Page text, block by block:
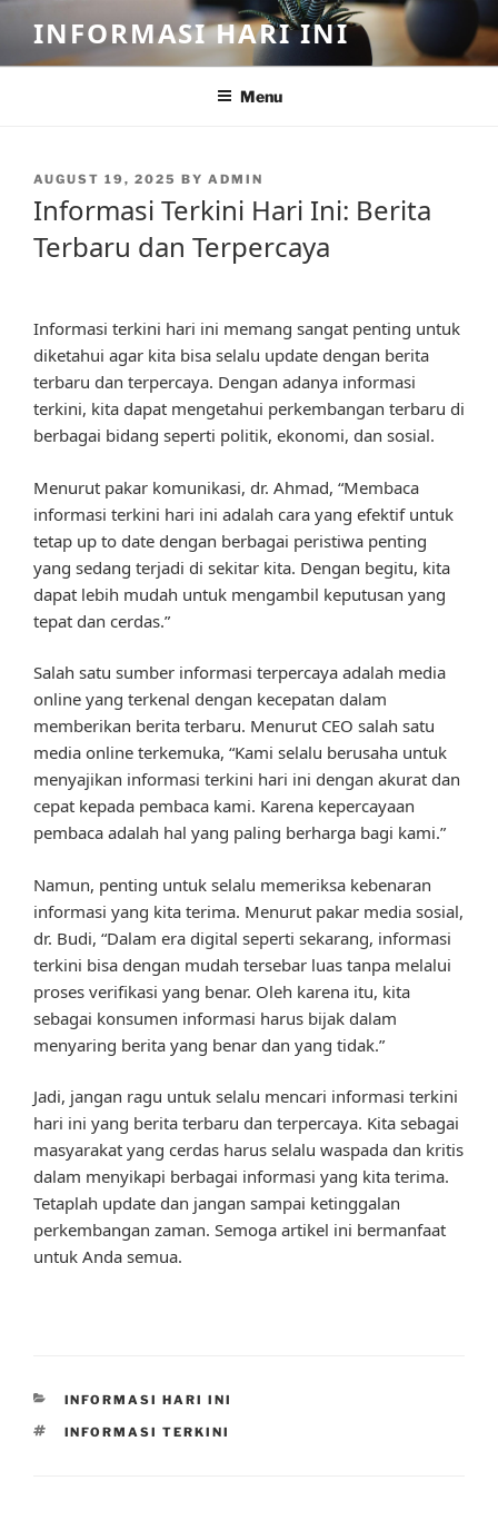
content
INFORMASI HARI INI
Menu
POSTED
AUGUST 19, 2025 BY ADMIN
Informasi Terkini Hari Ini: Berita
Terbaru dan Terpercaya
Informasi terkini hari ini memang sangat penting untuk
diketahui agar kita bisa selalu update dengan berita
terbaru dan terpercaya. Dengan adanya informasi
terkini, kita dapat mengetahui perkembangan terbaru di
berbagai bidang seperti politik, ekonomi, dan sosial.
Menurut pakar komunikasi, dr. Ahmad, “Membaca
informasi terkini hari ini adalah cara yang efektif untuk
tetap up to date dengan berbagai peristiwa penting
yang sedang terjadi di sekitar kita. Dengan begitu, kita
dapat lebih mudah untuk mengambil keputusan yang
tepat dan cerdas.”
Salah satu sumber informasi terpercaya adalah media
online yang terkenal dengan kecepatan dalam
memberikan berita terbaru. Menurut CEO salah satu
media online terkemuka, “Kami selalu berusaha untuk
menyajikan informasi terkini hari ini dengan akurat dan
cepat kepada pembaca kami. Karena kepercayaan
pembaca adalah hal yang paling berharga bagi kami.”
Namun, penting untuk selalu memeriksa kebenaran
informasi yang kita terima. Menurut pakar media sosial,
dr. Budi, “Dalam era digital seperti sekarang, informasi
terkini bisa dengan mudah tersebar luas tanpa melalui
proses verifikasi yang benar. Oleh karena itu, kita
sebagai konsumen informasi harus bijak dalam
menyaring berita yang benar dan yang tidak.”
Jadi, jangan ragu untuk selalu mencari informasi terkini
hari ini yang berita terbaru dan terpercaya. Kita sebagai
masyarakat yang cerdas harus selalu waspada dan kritis
dalam menyikapi berbagai informasi yang kita terima.
Tetaplah update dan jangan sampai ketinggalan
perkembangan zaman. Semoga artikel ini bermanfaat
untuk Anda semua.
CATEGORIES
INFORMASI HARI INI
TAGS
INFORMASI TERKINI